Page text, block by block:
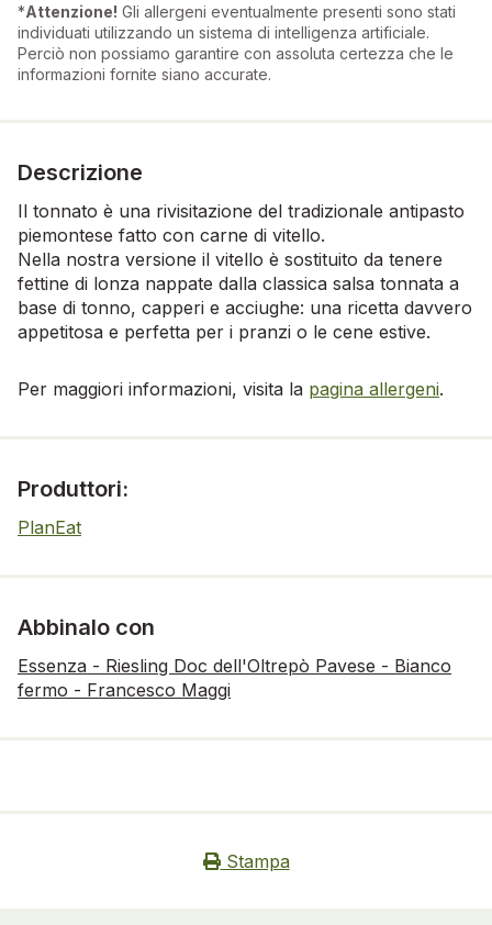
*Attenzione! Gli allergeni eventualmente presenti sono stati
individuati utilizzando un sistema di intelligenza artificiale.
Perciò non possiamo garantire con assoluta certezza che le
informazioni fornite siano accurate.
Descrizione
Il tonnato è una rivisitazione del tradizionale antipasto
piemontese fatto con carne di vitello.
Nella nostra versione il vitello è sostituito da tenere
fettine di lonza nappate dalla classica salsa tonnata a
base di tonno, capperi e acciughe: una ricetta davvero
appetitosa e perfetta per i pranzi o le cene estive.
Per maggiori informazioni, visita la pagina allergeni.
Produttori:
PlanEat
Abbinalo con
Essenza - Riesling Doc dell'Oltrepò Pavese - Bianco
fermo - Francesco Maggi
Stampa